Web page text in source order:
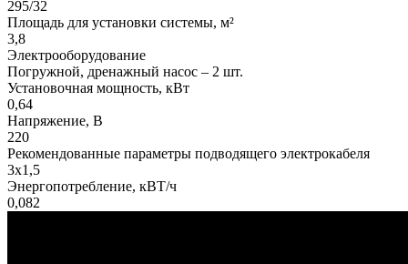
295/32
Площадь для установки системы, м²
3,8
Электрооборудование
Погружной, дренажный насос – 2 шт.
Установочная мощность, кВт
0,64
Напряжение, В
220
Рекомендованные параметры подводящего электрокабеля
3х1,5
Энергопотребление, кВТ/ч
0,082